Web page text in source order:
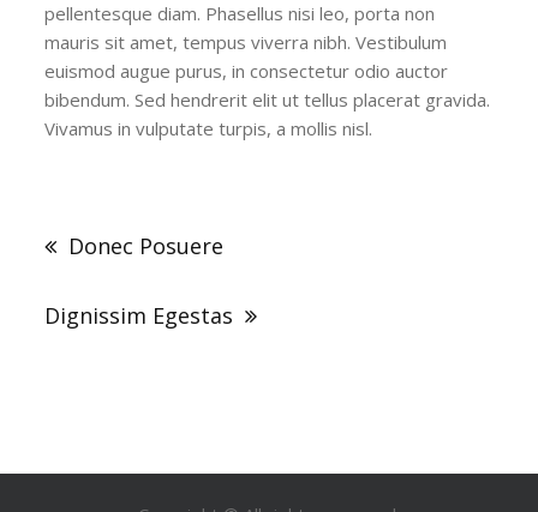
pellentesque diam. Phasellus nisi leo, porta non
mauris sit amet, tempus viverra nibh. Vestibulum
euismod augue purus, in consectetur odio auctor
bibendum. Sed hendrerit elit ut tellus placerat gravida.
Vivamus in vulputate turpis, a mollis nisl.
l’article
Donec Posuere
Dignissim Egestas